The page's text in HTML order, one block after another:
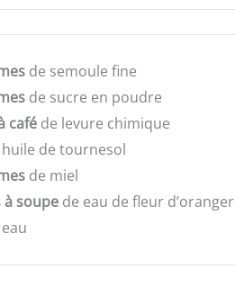
de semoule fine
de sucre en poudre
café de levure chimique
de tournesol
de miel
à soupe de eau de fleur d’oranger